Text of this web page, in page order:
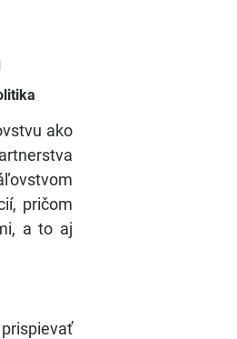
ako
pričom
a to aj